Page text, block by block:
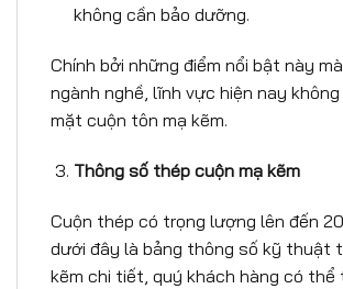
không cần bảo dưỡng.
Chính bởi những điểm nổi bật này
ngành nghề, lĩnh vực hiện nay
mặt cuộn tôn mạ kẽm.
Thông sốthép cuộn mạkẽm
Cuộn thép có trọng lượng lên đến
dưới đây là bảng thông số kỹ thuật
kẽm chi tiết, quý khách hàng có thể